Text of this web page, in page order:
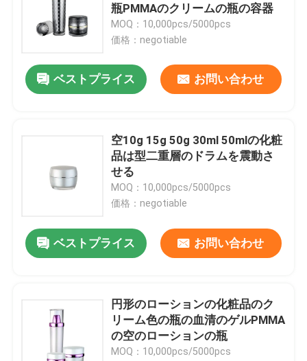
瓶PMMAのクリームの瓶の容器
MOQ：10,000pcs/5000pcs
価格：negotiable
ベストプライス お問い合わせ
空10g 15g 50g 30ml 50mlの化粧
品は型二重層のドラムを震動さ
せる
MOQ：10,000pcs/5000pcs
価格：negotiable
ベストプライス お問い合わせ
円形のローションの化粧品のク
リーム色の瓶の血清のゲルPMMA
の空のローションの瓶
MOQ：10,000pcs/5000pcs